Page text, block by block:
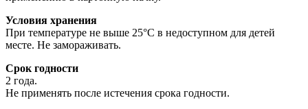
Условия хранения
При температуре не выше 25°С в недоступном для детей
месте. Не замораживать.
Срок годности
2 года.
Не применять после истечения срока годности.